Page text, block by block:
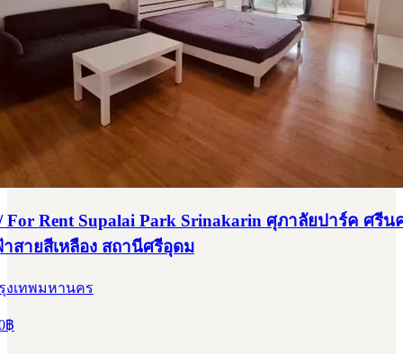
For Rent Supalai Park Srinakarin ศุภาลัยปาร์ค ศรีน
สายสีเหลือง สถานีศรีอุดม
งเทพมหานคร
฿